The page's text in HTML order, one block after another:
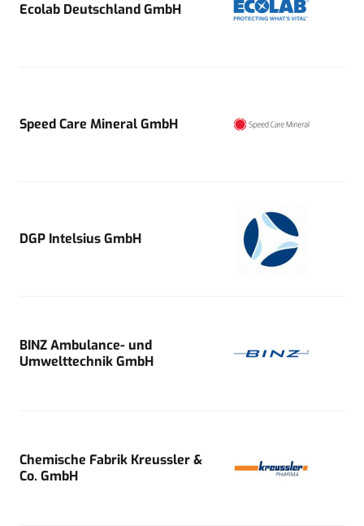
Ecolab Deutschland GmbH
Speed Care Mineral GmbH
DGP Intelsius GmbH
BINZ Ambulance- und
Umwelttechnik GmbH
Chemische Fabrik Kreussler &
Co. GmbH